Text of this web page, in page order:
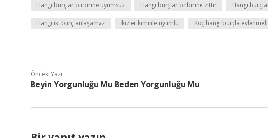
Hangi burçlar birbirine uyumsuz Hangi burçlar birbirine zıttır Hangi
Hangi iki burç anlaşamaz İkizler kiminle uyumlu Koç hangi burçla evlenmeli
Önceki Yazı
Beyin Yorgunluğu Mu Beden Yorgunluğu Mu